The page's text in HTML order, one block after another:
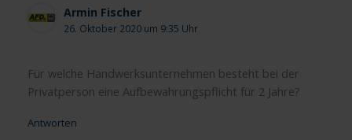
Armin Fischer
26. Oktober 2020 um 9:35 Uhr
Für welche Handwerksunternehmen besteht bei der
Privatperson eine Aufbewahrungspflicht für 2 Jahre?
Antworten